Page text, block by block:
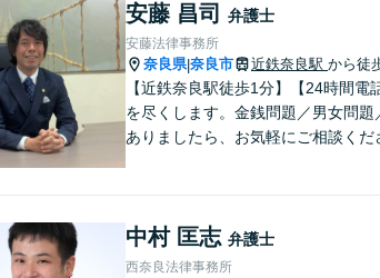
安藤 昌司 弁護士
安藤法律事務所
奈良県|奈良市 近鉄奈良駅 から徒
【近鉄奈良駅徒歩1分】【24時間
を尽くします。金銭問題／男女問
ありましたら、お気軽にご相談くだ
中村 匡志 弁護士
西奈良法律事務所